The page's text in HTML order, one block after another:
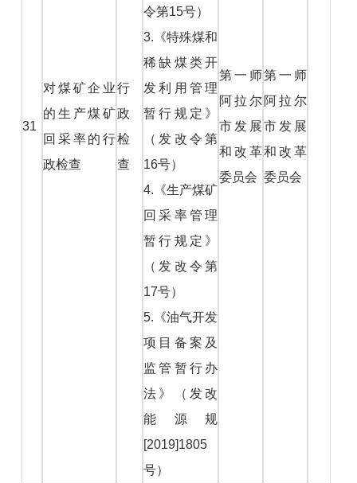
31
对煤矿企业
的生产煤矿
回采率的行
政检查
行
政
检
查
令第15号）
3.《特殊煤和
稀缺煤类开
发利用管理
暂行规定》
（发改令第
16号）
4.《生产煤矿
回采率管理
暂行规定》
（发改令第
17号）
5.《油气开发
项目备案及
监管暂行办
法》（发改
能源规
[2019]1805
号）
第一师
阿拉尔
市发展
和改革
委员会
第一师
阿拉尔
市发展
和改革
委员会